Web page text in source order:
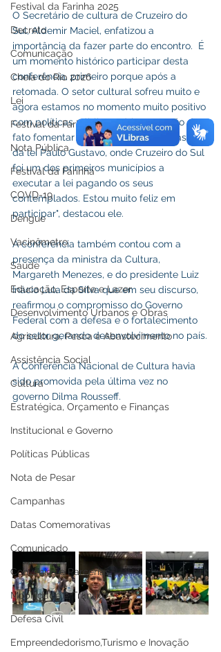
Festival da Farinha 2025
Decreto
Comunicação
Cheia do Rio 2026
Lei
Festival da Farinha 2026
Nota Pública
Festival da Farinha
COVD-19
Dengue
Vacinômetro
Saúde
Educação, Esporte e Lazer
Desenvolvimento Urbanos e Obras
Agricultura, Pesca e Abastecimento
Assistência Social
Cultura
Estratégica, Orçamento e Finanças
Institucional e Governo
Políticas Públicas
Nota de Pesar
Campanhas
Datas Comemorativas
Comunicado
Convênios e Parcerias
Mobilidade e Trânsito
Defesa Civil
Empreendedorismo,Turismo e Inovação
O Secretário de cultura de Cruzeiro do
Sul, Aldemir Maciel, enfatizou a
importância da fazer parte do encontro.  É
um momento histórico participar desta
conferência, primeiro porque após a
retomada. O setor cultural sofreu muito e
agora estamos no momento muito positivo
com políticas públicas sérias, que vão de
fato fomentar a cultura como foi o caso
da lei Paulo Gustavo, onde Cruzeiro do Sul
foi um dos primeiros municípios a
executar a lei pagando os seus
contemplados. Estou muito feliz em
participar", destacou ele.
A conferência também contou com a
presença da ministra da Cultura,
Margareth Menezes, e do presidente Luiz
Inácio Lula da Silva que em seu discurso,
reafirmou o compromisso do Governo
Federal com a defesa e o fortalecimento
do setor gerando desenvolvimento no país.
A Conferência Nacional de Cultura havia
sido promovida pela última vez no
governo Dilma Rousseff.